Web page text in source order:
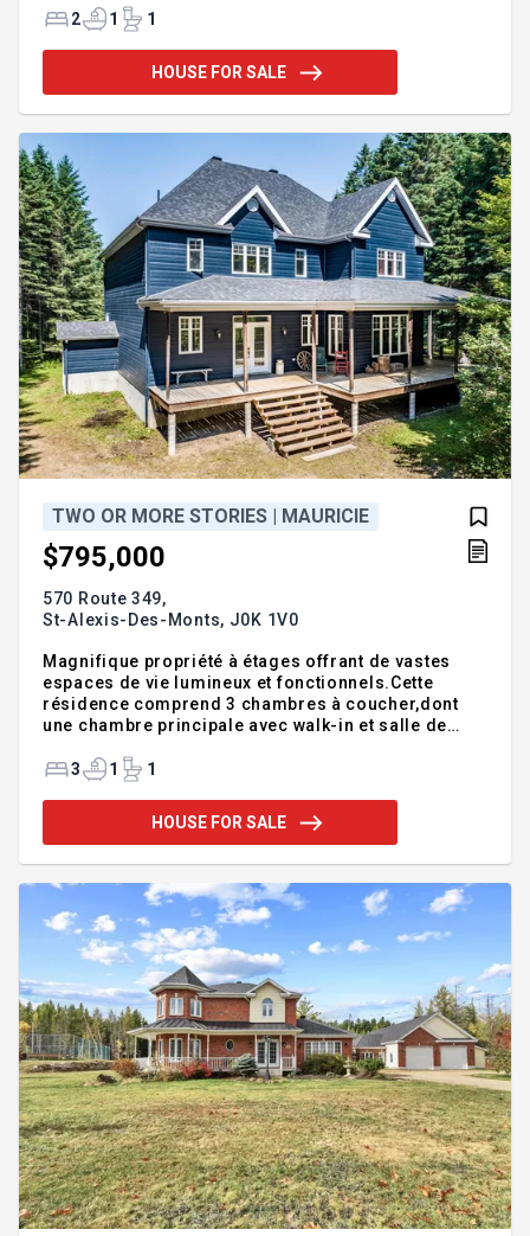
services essentiels ,commerces ,restaurants,
Claire .Amateurs de plein air, vous serez comblés
par les nombreux lacs,pourvoiries , sentiers de
ou pour une location ce lieu vous séduira! Très bel
2 1 1
HOUSE FOR SALE
TWO OR MORE STORIES | MAURICIE
$795,000
570 Route 349,
St-Alexis-Des-Monts, J0K 1V0
Magnifique propriété à étages offrant de vastes
espaces de vie lumineux et fonctionnels.Cette
résidence comprend 3 chambres à coucher,dont
une chambre principale avec walk-in et salle de
d'intimité. Le rez-de-chaussée propose des pièces
les réceptions. Le sous-sol non aménagé
représente une excellente occasion de créer les
boisé procurant une cour arrière intime et
paisible.A proximité et a quelques pas de
3 1 1
HOUSE FOR SALE